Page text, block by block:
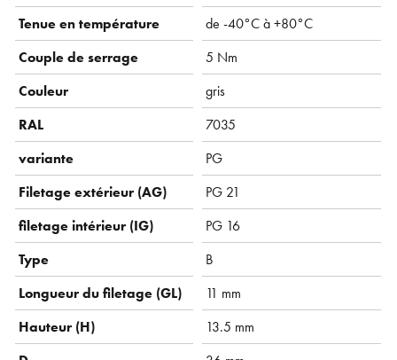
Tenue en température
de -40°C à +80°C
Couple de serrage
5 Nm
Couleur
gris
RAL
7035
variante
PG
Filetage extérieur (AG)
PG 21
filetage intérieur (IG)
PG 16
Type
B
Longueur du filetage (GL)
11 mm
Hauteur (H)
13.5 mm